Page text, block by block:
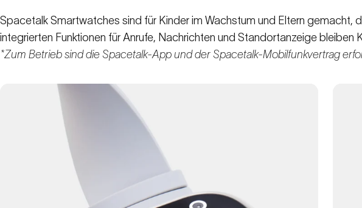
Spacetalk Smartwatches sind für Kinder im Wachstum und Eltern gemacht,
integrierten Funktionen für Anrufe, Nachrichten und Standortanzeige bleiben
*Zum Betrieb sind die Spacetalk-App und der Spacetalk-Mobilfunkvertrag